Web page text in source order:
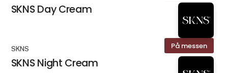
SKNS Day Cream
På messen
SKNS
SKNS Night Cream